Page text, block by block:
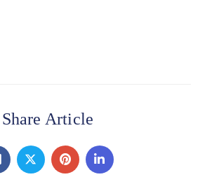
Share Article